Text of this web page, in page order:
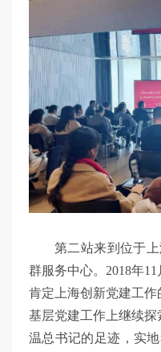
第二站来到位于
群服务中心。2018年
肯定上海创新党建工
基层党建工作上继续
温总书记的足迹，实